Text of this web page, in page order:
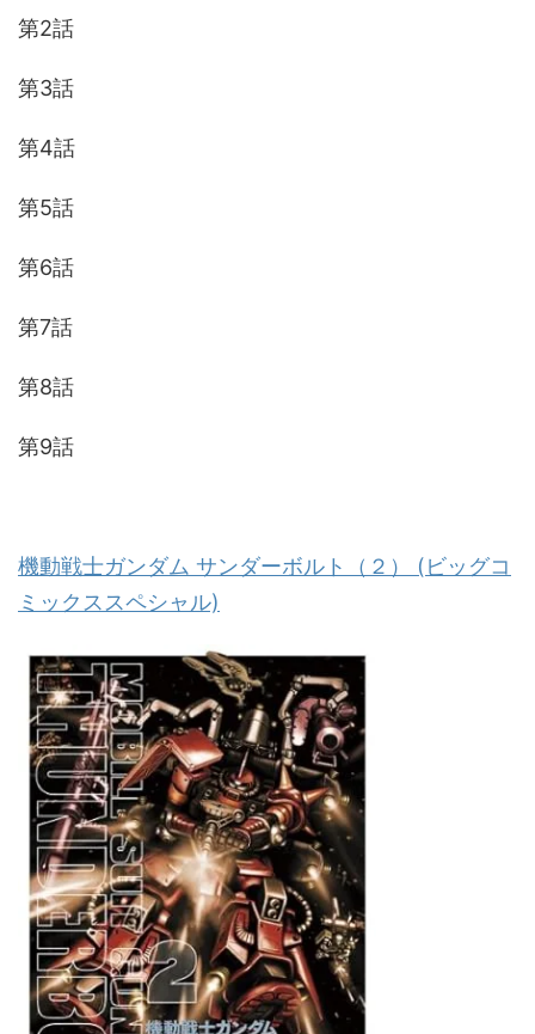
第2話
第3話
第4話
第5話
第6話
第7話
第8話
第9話
機動戦士ガンダム サンダーボルト（２） (ビッグコ
ミックススペシャル)